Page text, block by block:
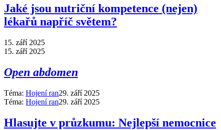
Jaké jsou nutriční kompetence (nejen)
lékařů napříč světem?
15. září 2025
15. září 2025
Open abdomen
Téma: Hojení ran29. září 2025
Téma: Hojení ran29. září 2025
Hlasujte v průzkumu: Nejlepší nemocnice